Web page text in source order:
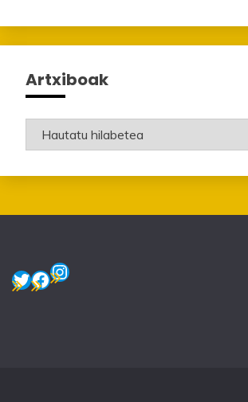
Artxiboak
Artxiboak
Twitter
Facebook
Instagram